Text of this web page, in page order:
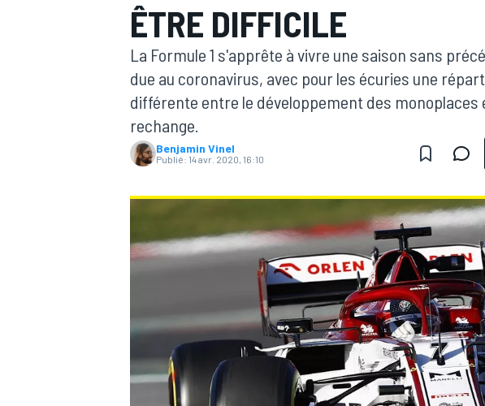
MOTOGP
ÊTRE DIFFICILE
La Formule 1 s'apprête à vivre une saison sans
due au coronavirus, avec pour les écuries une
différente entre le développement des monoplaces
rechange.
Benjamin Vinel
Publié: 14 avr. 2020, 16:10